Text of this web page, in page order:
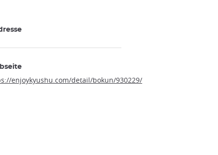
enjoykyushu.com/detail/bokun/930229/